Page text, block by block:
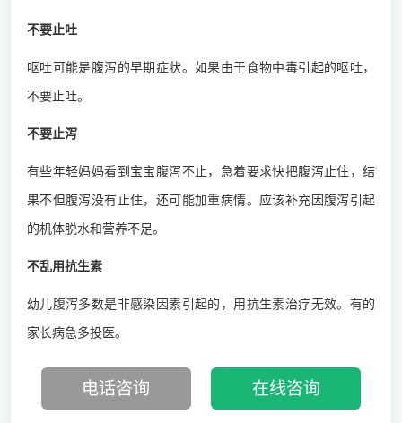
不要止吐
呕吐可能是腹泻的早期症状。如果由于食物中毒引起的呕吐，
不要止吐。
不要止泻
有些年轻妈妈看到宝宝腹泻不止，急着要求快把腹泻止住，结
果不但腹泻没有止住，还可能加重病情。应该补充因腹泻引起
的机体脱水和营养不足。
不乱用抗生素
幼儿腹泻多数是非感染因素引起的，用抗生素治疗无效。有的
家长病急多投医。
电话咨询 在线咨询